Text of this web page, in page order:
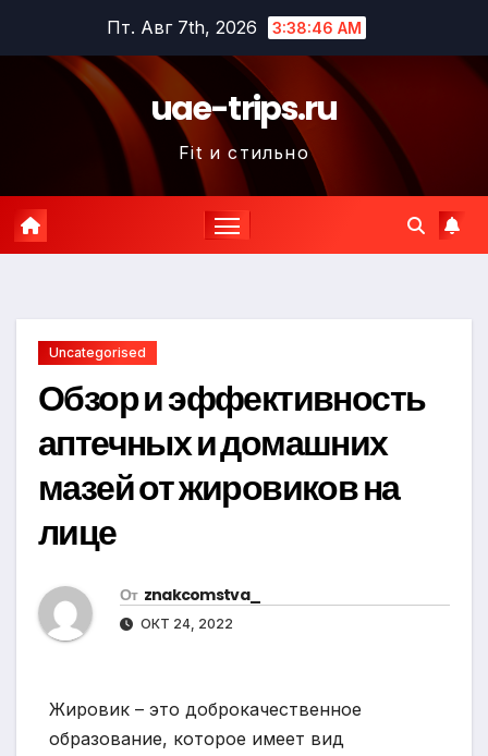
содержимому
Пт. Авг 7th, 2026 3:38:47 AM
uae-trips.ru
Fit и стильно
Uncategorised
Обзор и эффективность
аптечных и домашних
мазей от жировиков на
лице
От znakcomstva_
ОКТ 24, 2022
Жировик – это доброкачественное
образование, которое имеет вид